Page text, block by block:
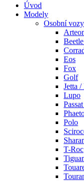
Úvod
Modely
Osobní vozy
Eos
Fox
Golf
Jetta
Lupo
Polo
T-Roc